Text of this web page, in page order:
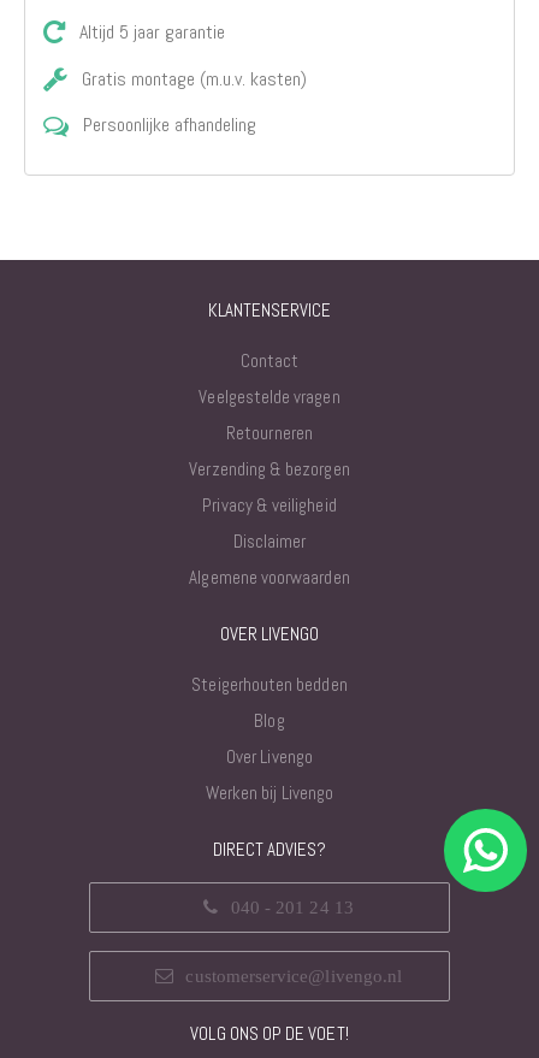
Altijd 5 jaar garantie
Gratis montage (m.u.v. kasten)
Persoonlijke afhandeling
KLANTENSERVICE
Contact
Veelgestelde vragen
Retourneren
Verzending & bezorgen
Privacy & veiligheid
Disclaimer
Algemene voorwaarden
OVER LIVENGO
Steigerhouten bedden
Blog
Over Livengo
Werken bij Livengo
DIRECT ADVIES?
040 - 201 24 13
customerservice@livengo.nl
VOLG ONS OP DE VOET!